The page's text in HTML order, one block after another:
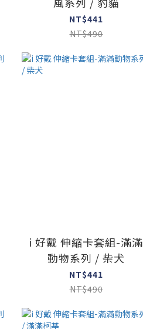
NT$441
NT$490
i 好戴 伸縮卡套組-滿滿
動物系列 / 柴犬
NT$441
NT$490